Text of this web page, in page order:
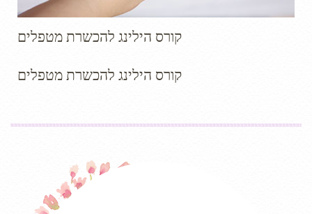
קורס הילינג להכשרת מטפלים
קורס הילינג להכשרת מטפלים